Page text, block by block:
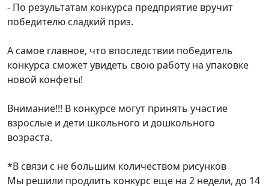
- По результатам конкурса предприятие вручит
победителю сладкий приз.
А самое главное, что впоследствии победитель
конкурса сможет увидеть свою работу на упаковке
новой конфеты!
Внимание!!! В конкурсе могут принять участие
взрослые и дети школьного и дошкольного
возраста.
*В связи с не большим количеством рисунков
Мы решили продлить конкурс еще на 2 недели, до 14